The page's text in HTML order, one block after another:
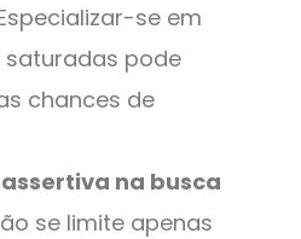
se em
saturadas pode
chances de
na busca
se limite apenas